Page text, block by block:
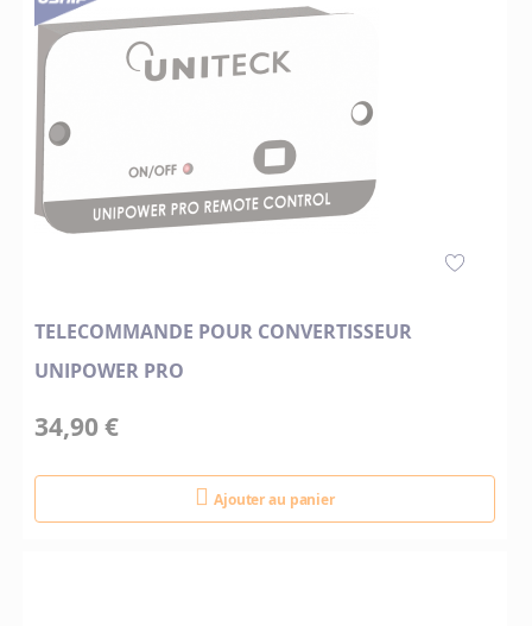
TELECOMMANDE POUR CONVERTISSEUR
UNIPOWER PRO
34,90 €
Ajouter au panier